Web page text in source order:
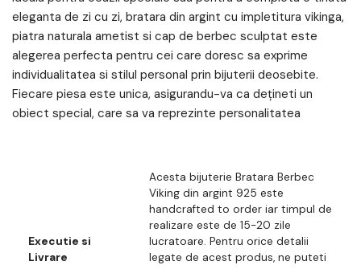
eleganta de zi cu zi, bratara din argint cu impletitura vikinga,
piatra naturala ametist si cap de berbec sculptat este
alegerea perfecta pentru cei care doresc sa exprime
individualitatea si stilul personal prin bijuterii deosebite.
Fiecare piesa este unica, asigurandu-va ca dețineti un
obiect special, care sa va reprezinte personalitatea
Executie si
Livrare
Acesta bijuterie Bratara Berbec
Viking din argint 925 este
handcrafted to order iar timpul de
realizare este de 15-20 zile
lucratoare. Pentru orice detalii
legate de acest produs, ne puteti